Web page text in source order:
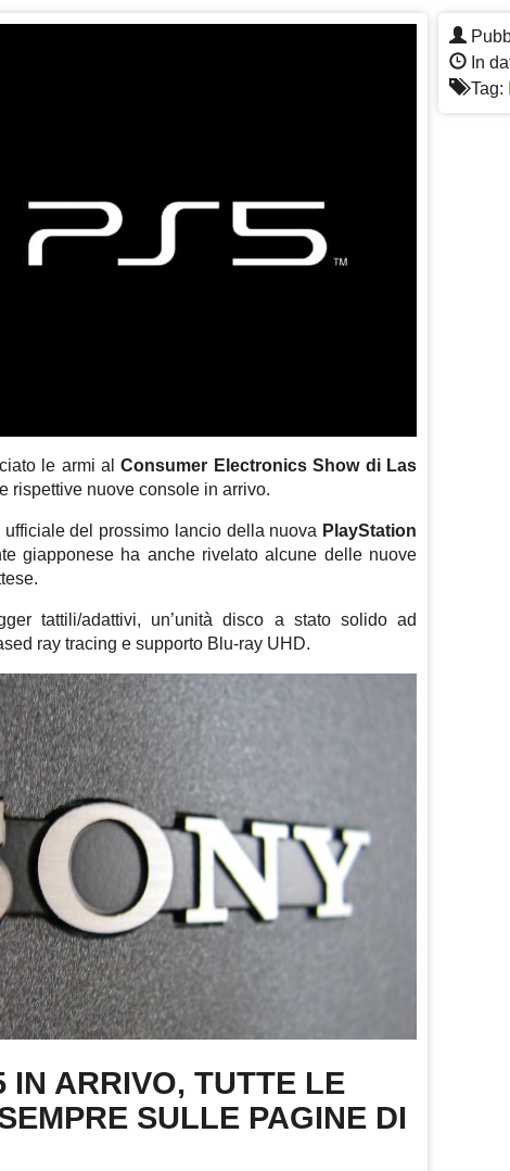
In
Tag:
le armi alConsumer Electronics Show di Las
rispettive nuove console in arrivo.
ufficiale del prossimo lancio della nuova PlayStation
giapponese ha anche rivelato alcune delle nuove
tattili/adattivi, un’unità disco a stato solido ad
ray tracing e supporto Blu-ray UHD.
IN ARRIVO, TUTTE LE
SULLE PAGINE DI